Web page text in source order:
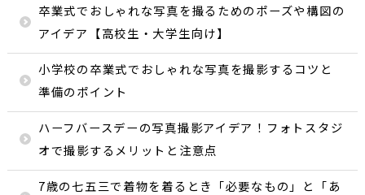
卒業式でおしゃれな写真を撮るためのポーズや構図の
アイデア【高校生・大学生向け】
小学校の卒業式でおしゃれな写真を撮影するコツと
準備のポイント
ハーフバースデーの写真撮影アイデア！フォトスタジ
オで撮影するメリットと注意点
7歳の七五三で着物を着るとき「必要なもの」と「あ